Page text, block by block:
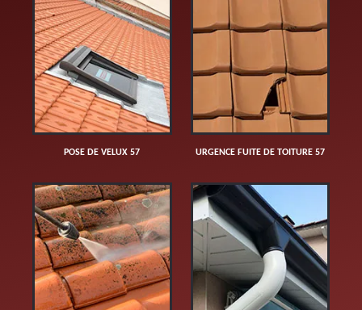
POSE DE VELUX 57 URGENCE FUITE DE TOITURE 57